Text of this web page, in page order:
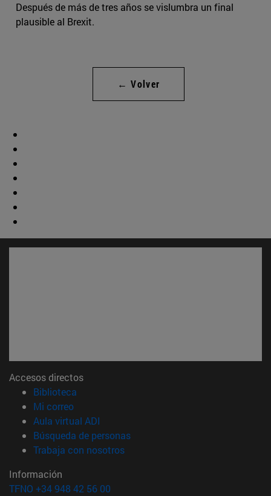
Después de más de tres años se vislumbra un final
plausible al Brexit.
← Volver
Accesos directos
Biblioteca
Mi correo(abre en nueva ventana)
Aula virtual ADI
Búsqueda de personas(abre en nueva ventana)
Trabaja con nosotros(abre en nueva ventana)
Información
TFNO +34 948 42 56 00